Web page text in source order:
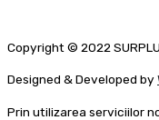
Copyright © 2022
Designed & Developed by
Prin utilizarea serviciilor